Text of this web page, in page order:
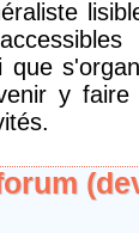
que
y faire